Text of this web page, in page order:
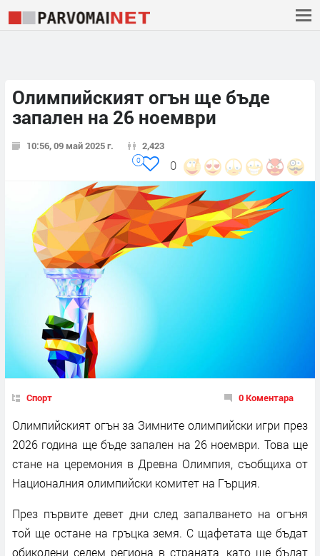
Олимпийският огън ще бъде
запален на 26 ноември
10:56, 09 май 2025 г. 2,423
0
0
Спорт 0 Коментара
Олимпийският огън за Зимните олимпийски игри през
2026 година ще бъде запален на 26 ноември. Това ще
стане на церемония в Древна Олимпия, съобщиха от
Националния олимпийски комитет на Гърция.
През първите девет дни след запалването на огъня
той ще остане на гръцка земя. С щафетата ще бъдат
обиколени седем региона в страната, като ще бъдат